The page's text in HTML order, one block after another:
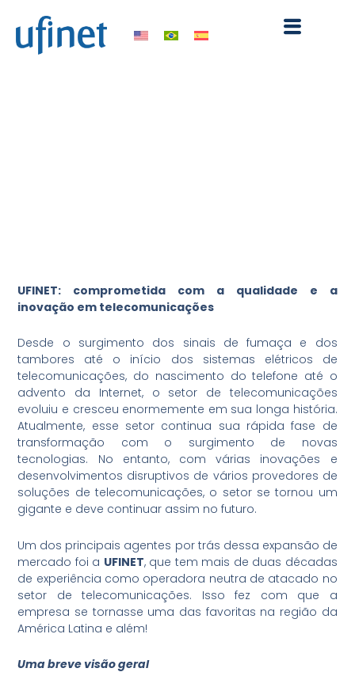
para
conteúdo
UFINET: comprometida com a qualidade e a
inovação em telecomunicações
Desde o surgimento dos sinais de fumaça e dos
tambores até o início dos sistemas elétricos de
telecomunicações, do nascimento do telefone até o
advento da Internet, o setor de telecomunicações
evoluiu e cresceu enormemente em sua longa história.
Atualmente, esse setor continua sua rápida fase de
transformação com o surgimento de novas
tecnologias. No entanto, com várias inovações e
desenvolvimentos disruptivos de vários provedores de
soluções de telecomunicações, o setor se tornou um
gigante e deve continuar assim no futuro.
Um dos principais agentes por trás dessa expansão de
mercado foi a UFINET, que tem mais de duas décadas
de experiência como operadora neutra de atacado no
setor de telecomunicações. Isso fez com que a
empresa se tornasse uma das favoritas na região da
América Latina e além!
Uma breve visão geral